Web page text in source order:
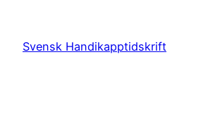
innehåll
Svensk Handikapptidskrift